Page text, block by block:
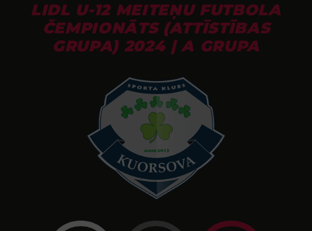
LIDL U-12 MEITEŅU FUTBOLA
ČEMPIONĀTS (ATTĪSTĪBAS
GRUPA) 2024 | A GRUPA